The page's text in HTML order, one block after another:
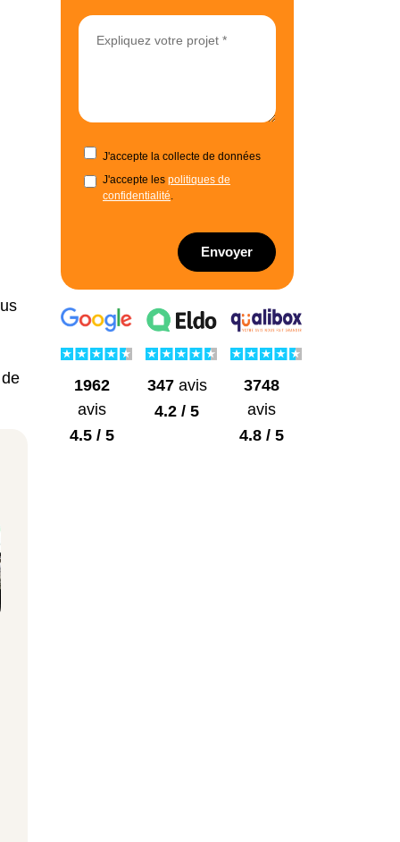
J'accepte la collecte de données
J'accepte les politiques de
confidentialité.
Envoyer
1962
avis
4.5 / 5
347avis
4.2 / 5
3748
avis
4.8 / 5